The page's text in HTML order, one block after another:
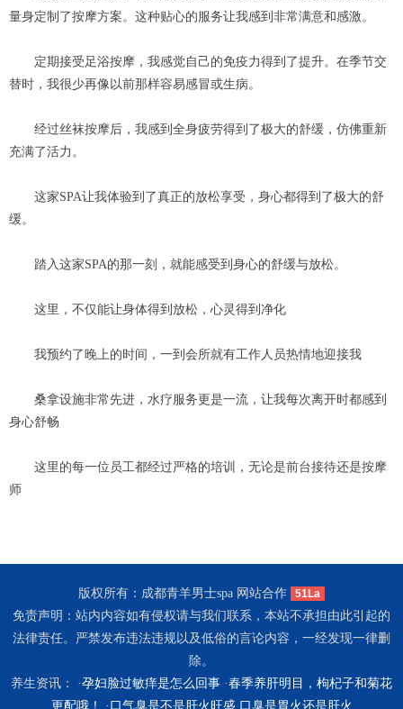
量身定制了按摩方案。这种贴心的服务让我感到非常满意和感激。
定期接受足浴按摩，我感觉自己的免疫力得到了提升。在季节交
替时，我很少再像以前那样容易感冒或生病。
经过丝袜按摩后，我感到全身疲劳得到了极大的舒缓，仿佛重新
充满了活力。
这家SPA让我体验到了真正的放松享受，身心都得到了极大的舒
缓。
踏入这家SPA的那一刻，就能感受到身心的舒缓与放松。
这里，不仅能让身体得到放松，心灵得到净化
我预约了晚上的时间，一到会所就有工作人员热情地迎接我
桑拿设施非常先进，水疗服务更是一流，让我每次离开时都感到
身心舒畅
这里的每一位员工都经过严格的培训，无论是前台接待还是按摩
师
版权所有：成都青羊男士spa 网站合作 51La
免责声明：站内内容如有侵权请与我们联系，本站不承担由此引起的
法律责任。严禁发布违法违规以及低俗的言论内容，一经发现一律删
除。
养生资讯： ·孕妇脸过敏痒是怎么回事 ·春季养肝明目，枸杞子和菊花
更配哦！
· 口气臭是不是肝火旺盛 口臭是胃火还是肝火